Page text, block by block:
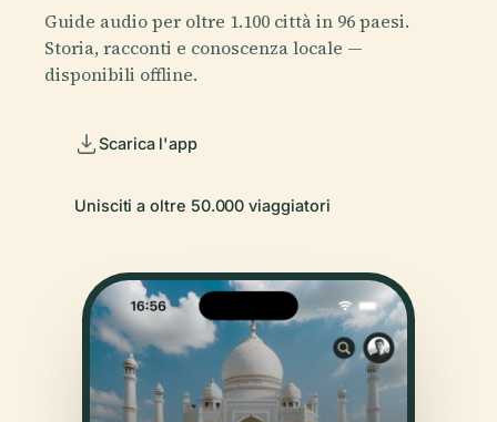
Guide audio per oltre 1.100 città in 96 paesi.
Storia, racconti e conoscenza locale —
disponibili offline.
Scarica l'app
Unisciti a oltre 50.000 viaggiatori